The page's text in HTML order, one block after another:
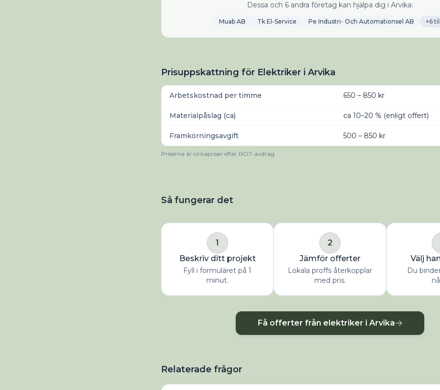
Dessa och 6 andra företag kan hjälpa dig i Arvika:
Muab AB Tk El-Service Pe Industri- Och Automationsel AB +6
Prisuppskattning för Elektriker i Arvika
Arbetskostnad per timme 650 – 850 kr
Materialpåslag (ca) ca 10–20 % (enligt offert)
Framkörningsavgift 500 – 850 kr
Priserna är cirkapriser efter ROT-avdrag.
Så fungerar det
1
Beskriv ditt projekt
Fyll i formuläret på 1
minut.
2
Jämför offerter
Lokala proffs återkopplar
med pris.
Välj
Du
Få offerter från elektriker i Arvika
Relaterade frågor